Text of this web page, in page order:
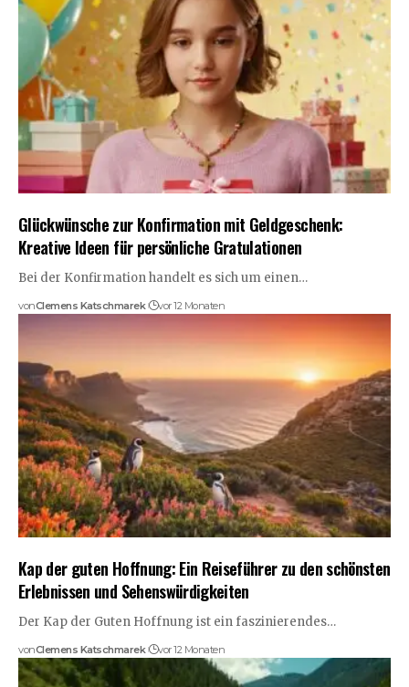
Glückwünsche zur Konfirmation mit Geldgeschenk:
Kreative Ideen für persönliche Gratulationen
Bei der Konfirmation handelt es sich um einen…
vonClemens Katschmarek vor 12 Monaten
Kap der guten Hoffnung: Ein Reiseführer zu den schönsten
Erlebnissen und Sehenswürdigkeiten
Der Kap der Guten Hoffnung ist ein faszinierendes…
vonClemens Katschmarek vor 12 Monaten